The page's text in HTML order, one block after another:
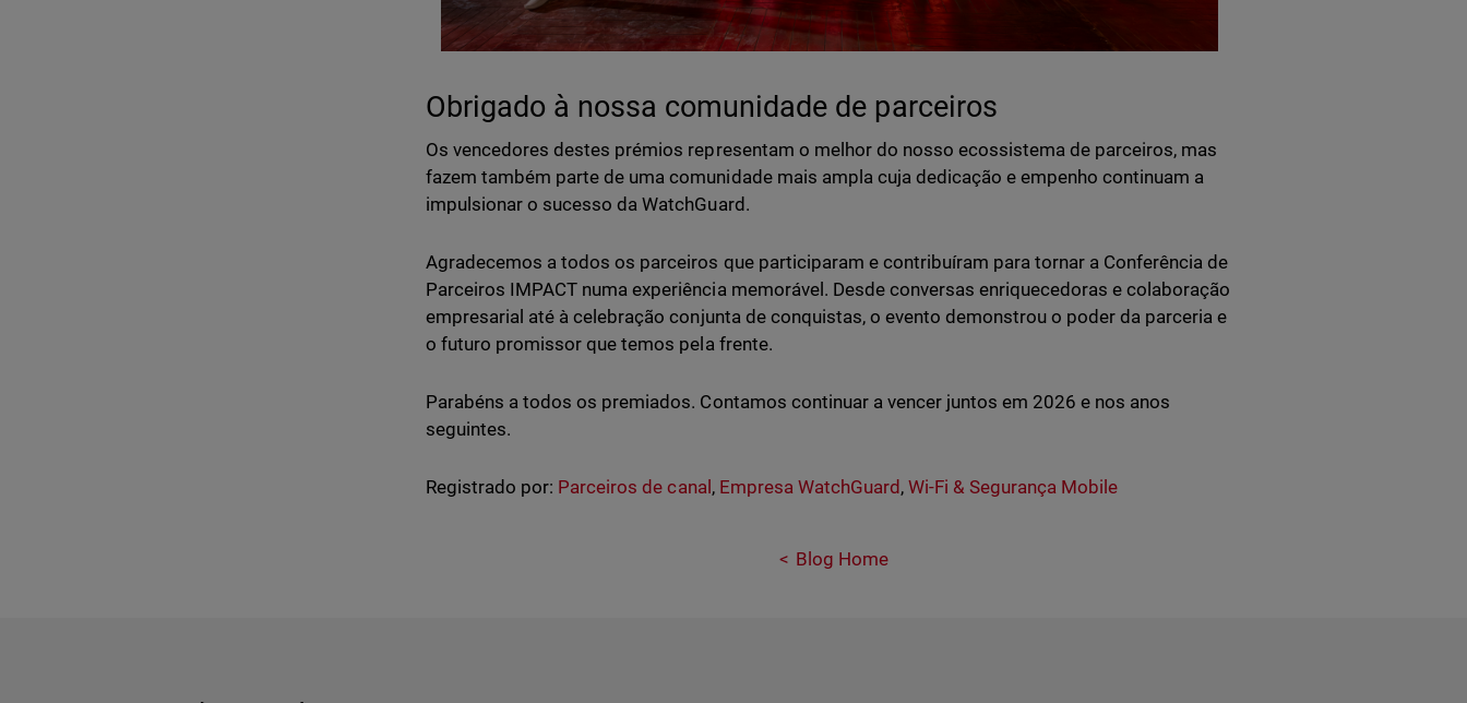
Obrigado à nossa comunidade de parceiros
Os vencedores destes prémios representam o melhor do nosso ecossistema de parceiros, mas
fazem também parte de uma comunidade mais ampla cuja dedicação e empenho continuam a
impulsionar o sucesso da WatchGuard.
Agradecemos a todos os parceiros que participaram e contribuíram para tornar a Conferência de
Parceiros IMPACT numa experiência memorável. Desde conversas enriquecedoras e colaboração
empresarial até à celebração conjunta de conquistas, o evento demonstrou o poder da parceria e
o futuro promissor que temos pela frente.
Parabéns a todos os premiados. Contamos continuar a vencer juntos em 2026 e nos anos
seguintes.
Registrado por: Parceiros de canal , Empresa WatchGuard , Wi-Fi & Segurança Mobile
Blog Home